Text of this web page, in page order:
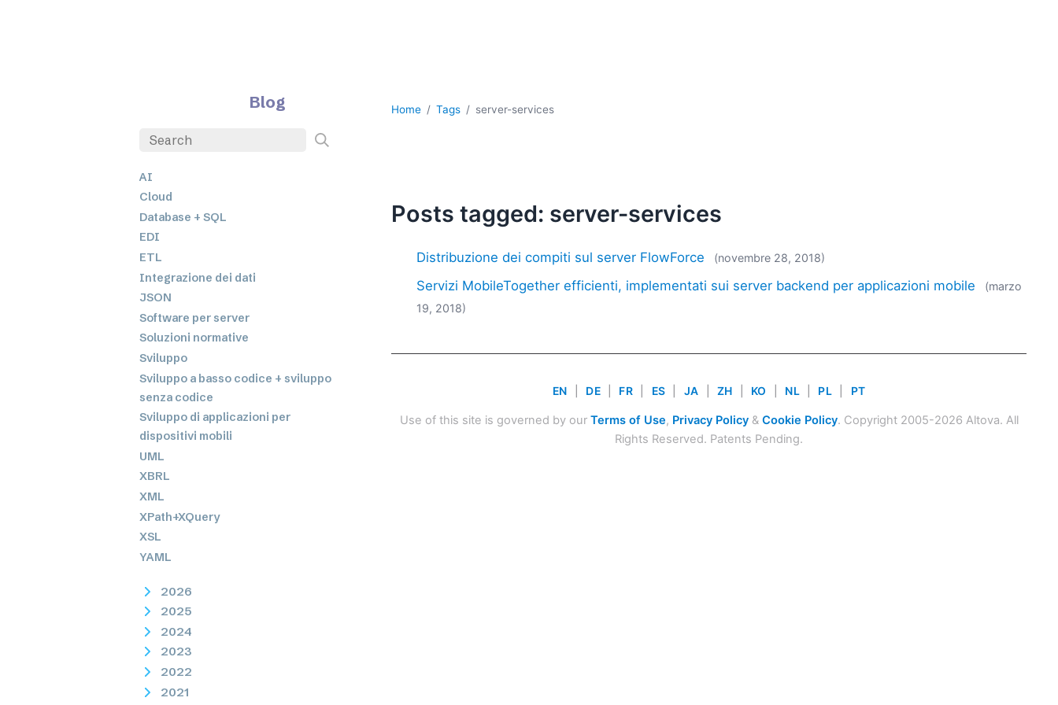
Blog
AI
Cloud
Database + SQL
EDI
ETL
Integrazione dei dati
JSON
Software per server
Soluzioni normative
Sviluppo
Sviluppo a basso codice + sviluppo
senza codice
Sviluppo di applicazioni per
dispositivi mobili
UML
XBRL
XML
XPath+XQuery
XSL
YAML
2026
2025
2024
2023
2022
2021
Home Tags server-services
Posts tagged: server-services
Distribuzione dei compiti sul server FlowForce (novembre 28, 2018)
Servizi MobileTogether efficienti, implementati sui server backend per applicazioni mobile
(marzo
19, 2018)
EN DE FR ES JA ZH KO NL PL PT
Use of this site is governed by our Terms of Use, Privacy Policy& Cookie Policy. Copyright 2005-2026 Altova. All
Rights Reserved. Patents Pending.